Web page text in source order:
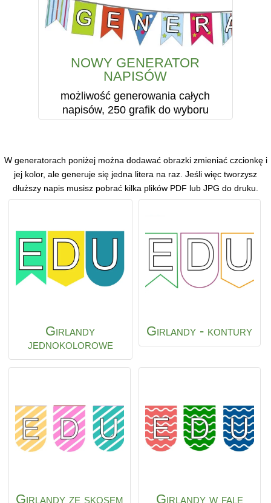
NOWY GENERATOR
NAPISÓW
możliwość generowania całych
napisów, 250 grafik do wyboru
W generatorach poniżej można dodawać obrazki zmieniać czcionkę i
jej kolor, ale generuje się jedna litera na raz. Jeśli więc tworzysz
dłuższy napis musisz pobrać kilka plików PDF lub JPG do druku.
Girlandy - kontury
Girlandy
jednokolorowe
Girlandy ze skosem Girlandy w fale